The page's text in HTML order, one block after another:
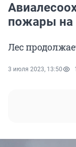
пожары на
Лес
3 июля 2023, 13:50